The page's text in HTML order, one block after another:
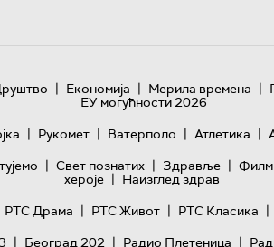
| Економија | Мерила времена |
ЕУ могућности 2026
| Рукомет | Ватерполо | Атлетика |
| Свет познатих | Здравље | Филм
хероје | Наизглед здрав
РТС Драма | РТС Живот | РТС Класика |
| Београд 202 | Радио Плетеница |